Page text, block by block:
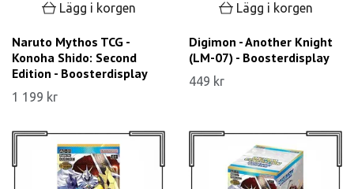
Lägg i korgen
Naruto Mythos TCG -
Konoha Shido: Second
Edition - Boosterdisplay
1 199 kr
Lägg i korgen
Digimon - Another Knight
(LM-07) - Boosterdisplay
449 kr